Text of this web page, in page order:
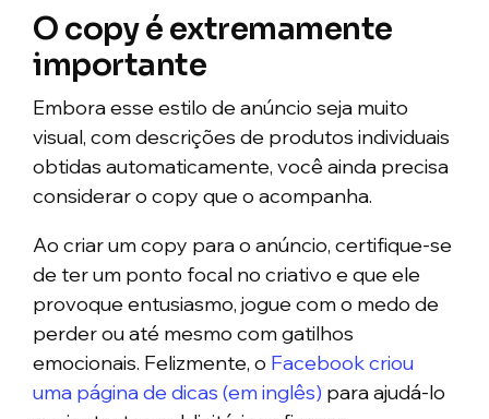
O copy é extremamente
importante
Embora esse estilo de anúncio seja muito
visual, com descrições de produtos individuais
obtidas automaticamente, você ainda precisa
considerar o copy que o acompanha.
Ao criar um copy para o anúncio, certifique-se
de ter um ponto focal no criativo e que ele
provoque entusiasmo, jogue com o medo de
perder ou até mesmo com gatilhos
emocionais. Felizmente, o Facebook criou
uma página de dicas (em inglês) para ajudá-lo